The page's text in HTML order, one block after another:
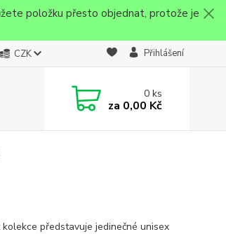
položku přesto objednat, protože je
CZK Přihlášení
0ks
za 0,00 Kč
představuje jedinečné unisex